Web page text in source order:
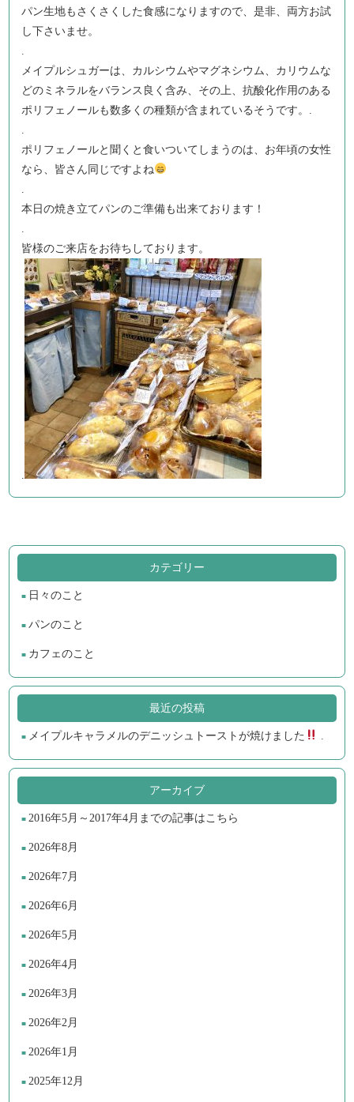
パン生地もさくさくした食感になりますので、是非、両方お試
し下さいませ。
.
メイプルシュガーは、カルシウムやマグネシウム、カリウムな
どのミネラルをバランス良く含み、その上、抗酸化作用のある
ポリフェノールも数多くの種類が含まれているそうです。.
.
ポリフェノールと聞くと食いついてしまうのは、お年頃の女性
なら、皆さん同じですよね
.
本日の焼き立てパンのご準備も出来ております！
.
皆様のご来店をお待ちしております。
.
カテゴリー
日々のこと
パンのこと
カフェのこと
最近の投稿
メイプルキャラメルのデニッシュトーストが焼けました .
アーカイブ
2016年5月～2017年4月までの記事はこちら
2026年8月
2026年7月
2026年6月
2026年5月
2026年4月
2026年3月
2026年2月
2026年1月
2025年12月